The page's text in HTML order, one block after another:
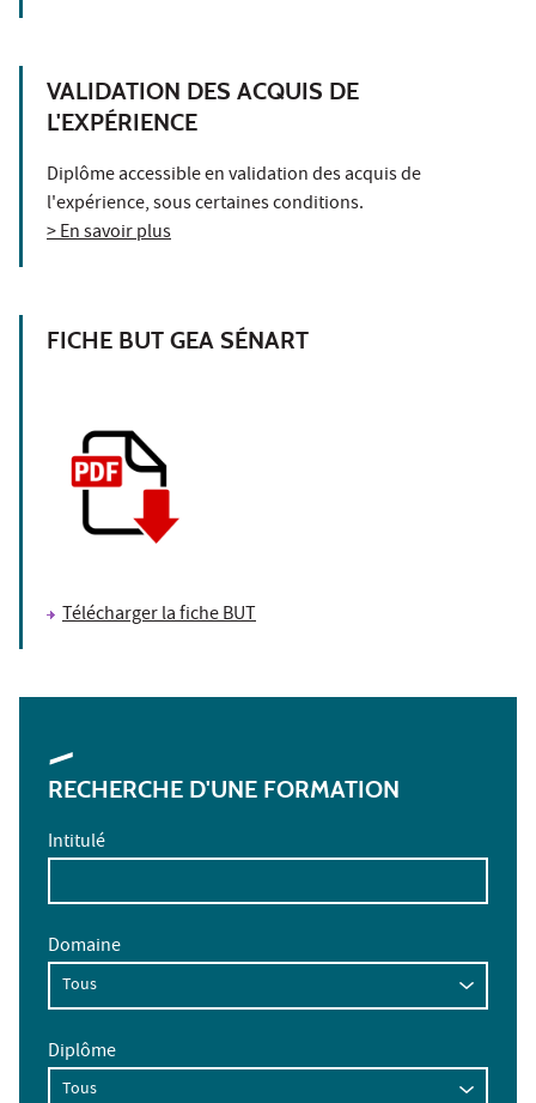
VALIDATION DES ACQUIS DE
L'EXPÉRIENCE
Diplôme accessible en validation des acquis de
l'expérience, sous certaines conditions.
> En savoir plus
FICHE BUT GEA SÉNART
Télécharger la fiche BUT
RECHERCHE D'UNE FORMATION
Intitulé
Domaine
Diplôme